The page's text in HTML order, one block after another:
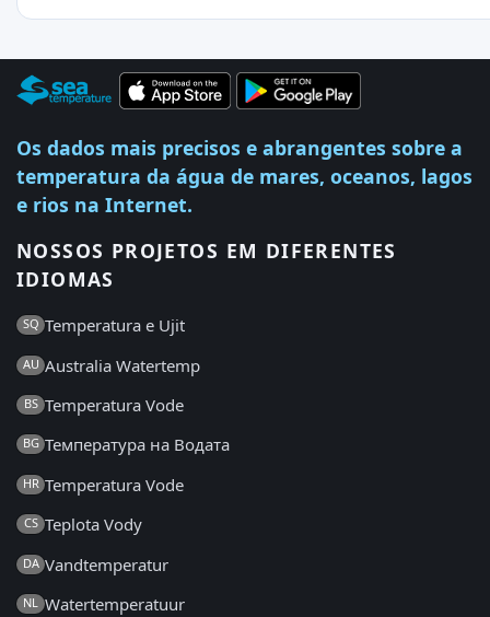
Os dados mais precisos e abrangentes sobre a
temperatura da água de mares, oceanos, lagos
e rios na Internet.
NOSSOS PROJETOS EM DIFERENTES
IDIOMAS
SQ Temperatura e Ujit
AU Australia Watertemp
BS Temperatura Vode
BG Температура на Водата
HR Temperatura Vode
CS Teplota Vody
DA Vandtemperatur
NL Watertemperatuur